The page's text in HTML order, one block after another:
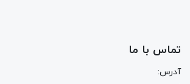
تماس با ما
آدرس: